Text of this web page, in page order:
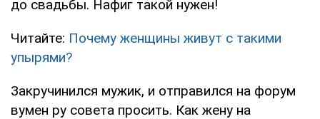
до свадьбы. Нафиг такой нужен!
Читайте: Почему женщины живут с такими
упырями?
Закручинился мужик, и отправился на форум
вумен ру совета просить. Как жену на